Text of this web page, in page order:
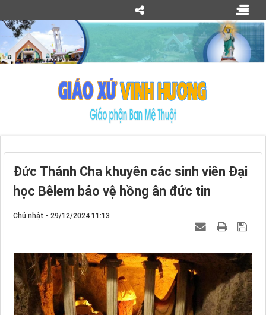
Đức Thánh Cha khuyên các sinh viên Đại
học Bêlem bảo vệ hồng ân đức tin
Chủ nhật - 29/12/2024 11:13